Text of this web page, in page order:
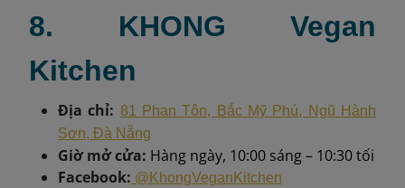
8. KHONG Vegan
Kitchen
Địa chỉ: 81 Phan Tôn, Bắc Mỹ Phú, Ngũ Hành
Sơn, Đà Nẵng
Giờ mở cửa: Hàng ngày, 10:00 sáng – 10:30 tối
Facebook: @KhongVeganKitchen